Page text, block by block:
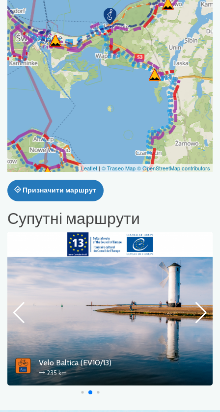
Leaflet | © Traseo Map© OpenStreetMap contributors
Призначити маршрут
Супутні маршрути
Blue Velo (R3)
268 km